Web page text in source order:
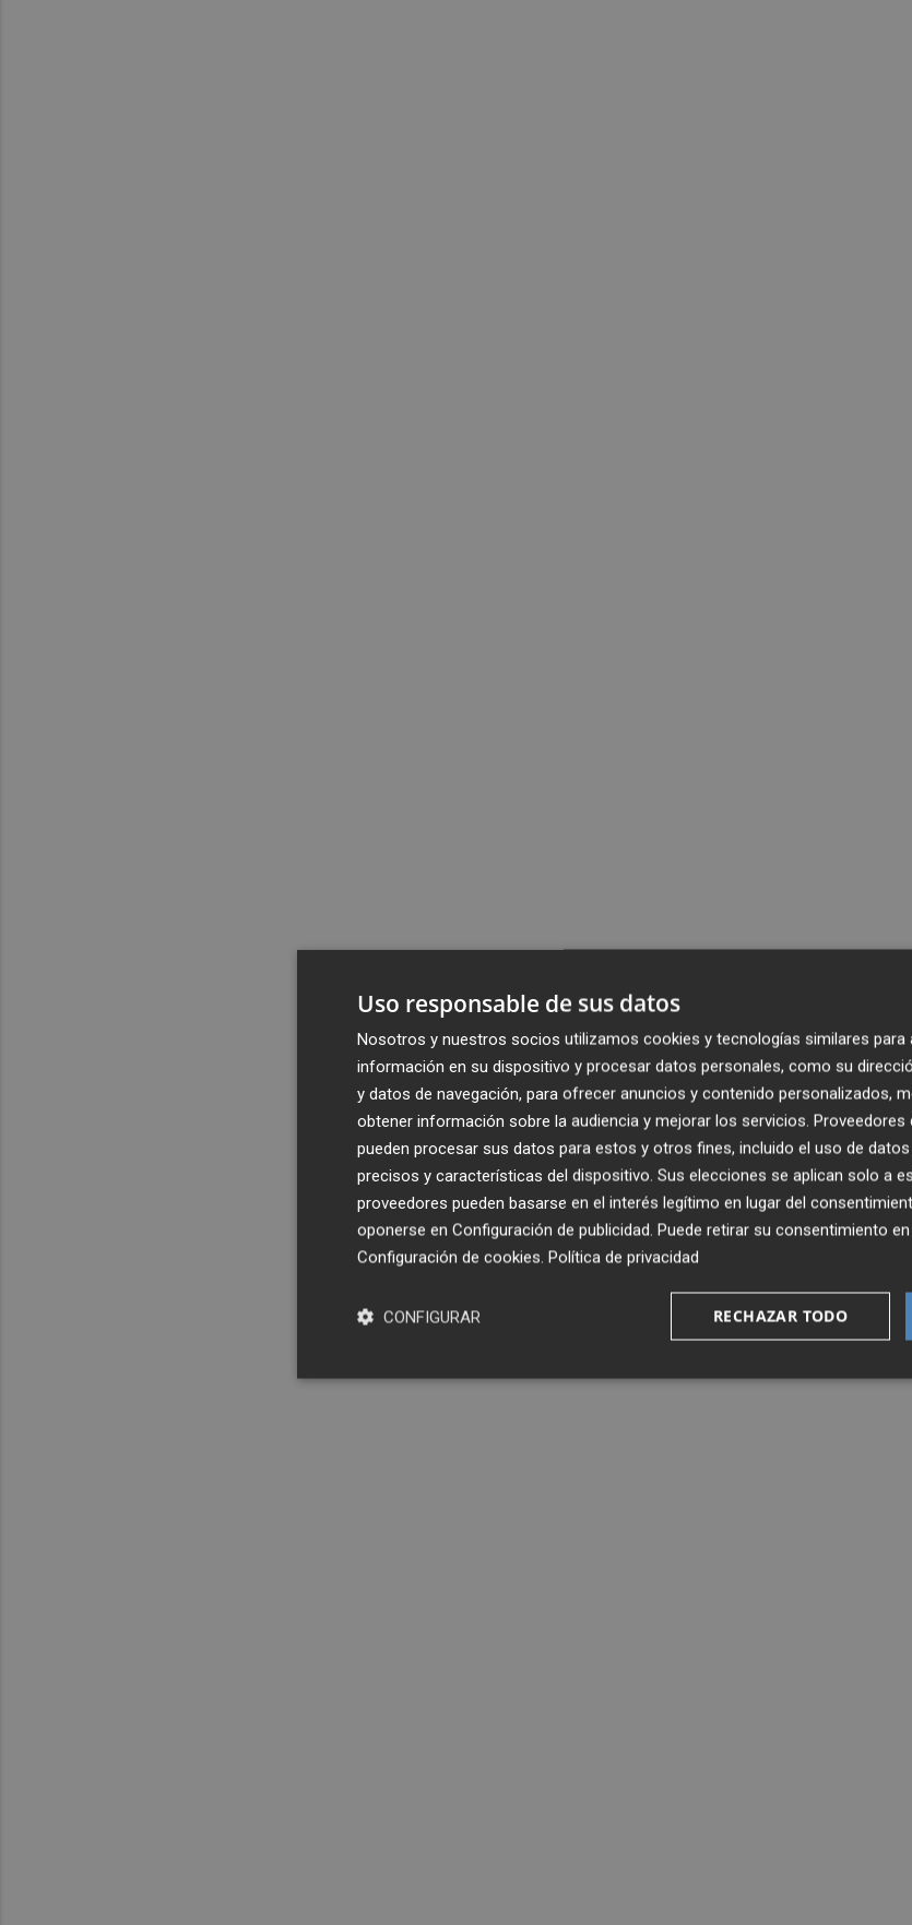
Uso responsable de sus datos
Nosotros y nuestros socios utilizamos cookies y tecnologías similares para
información en su dispositivo y procesar datos personales, como su
y datos de navegación, para ofrecer anuncios y contenido personalizados,
obtener información sobre la audiencia y mejorar los servicios. Proveedores
pueden procesar sus datos para estos y otros fines, incluido el uso de
precisos y características del dispositivo. Sus elecciones se aplican solo a
proveedores pueden basarse en el interés legítimo en lugar del
oponerse en Configuración de publicidad. Puede retirar su consentimiento
Configuración de cookies. Política de privacidad
RECHAZAR TODO
CONFIGURAR